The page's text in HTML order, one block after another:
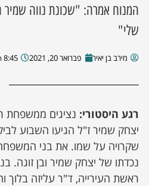
המנוח אמרה: "שכונת נווה
שלי"
מירב בן יאיר פברואר 20, 2021 8:45 pm
רגע היסטורי: נציגים
יצחק שמיר ז"ל הגיעו השבוע
שקרויה על שמו. את בני
נכדתו של יצחק שמיר ובן זוגה.
ראשת העירייה, ד"ר עליזה בלוך